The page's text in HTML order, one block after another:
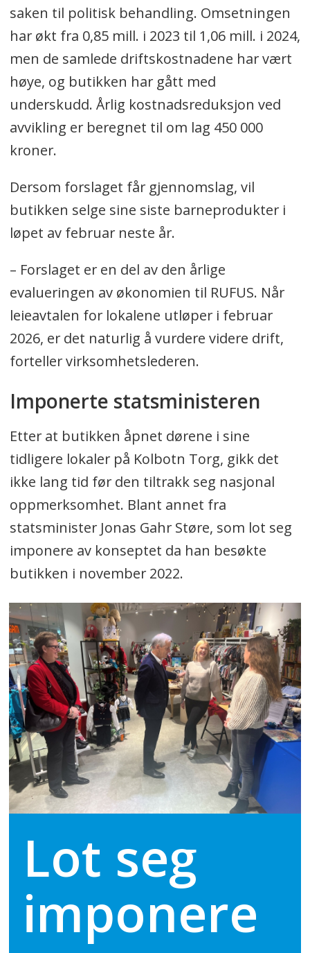
saken til politisk behandling. Omsetningen
har økt fra 0,85 mill. i 2023 til 1,06 mill. i 2024,
men de samlede driftskostnadene har vært
høye, og butikken har gått med
underskudd. Årlig kostnadsreduksjon ved
avvikling er beregnet til om lag 450 000
kroner.
Dersom forslaget får gjennomslag, vil
butikken selge sine siste barneprodukter i
løpet av februar neste år.
– Forslaget er en del av den årlige
evalueringen av økonomien til RUFUS. Når
leieavtalen for lokalene utløper i februar
2026, er det naturlig å vurdere videre drift,
forteller virksomhetslederen.
Imponerte statsministeren
Etter at butikken åpnet dørene i sine
tidligere lokaler på Kolbotn Torg, gikk det
ikke lang tid før den tiltrakk seg nasjonal
oppmerksomhet. Blant annet fra
statsminister Jonas Gahr Støre, som lot seg
imponere av konseptet da han besøkte
butikken i november 2022.
Lot seg
imponere